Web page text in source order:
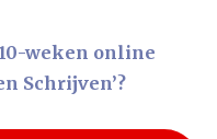
weken online
Schrijven’?